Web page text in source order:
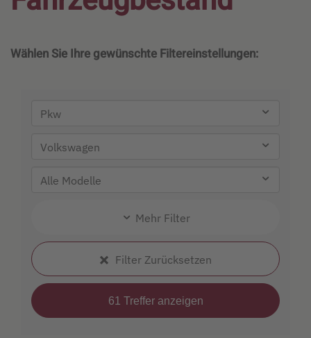
Wählen Sie Ihre gewünschte Filtereinstellungen:
Mehr Filter
Filter Zurücksetzen